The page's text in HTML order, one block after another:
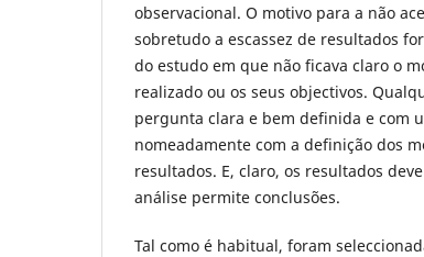
observacional. O motivo para a não
sobretudo a escassez de resultados
do estudo em que não ficava claro o
realizado ou os seus objectivos.
pergunta clara e bem definida e com
nomeadamente com a definição dos
resultados. E, claro, os resultados
análise permite conclusões.
Tal como é habitual, foram